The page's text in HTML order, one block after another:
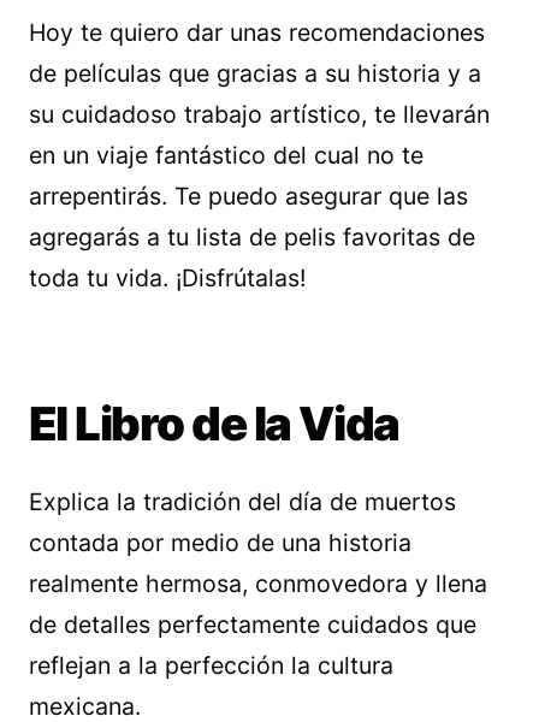
Hoy te quiero dar unas recomendaciones
de películas que gracias a su historia y a
su cuidadoso trabajo artístico, te llevarán
en un viaje fantástico del cual no te
arrepentirás. Te puedo asegurar que las
agregarás a tu lista de pelis favoritas de
toda tu vida. ¡Disfrútalas!
El Libro de la Vida
Explica la tradición del día de muertos
contada por medio de una historia
realmente hermosa, conmovedora y llena
de detalles perfectamente cuidados que
reflejan a la perfección la cultura
mexicana.